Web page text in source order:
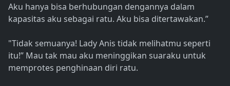
Aku hanya bisa berhubungan dengannya dalam
kapasitas aku sebagai ratu. Aku bisa ditertawakan.”
"Tidak semuanya! Lady Anis tidak melihatmu seperti
itu!” Mau tak mau aku meninggikan suaraku untuk
memprotes penghinaan diri ratu.